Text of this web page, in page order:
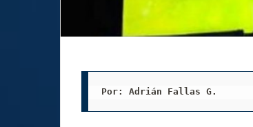
Por: Adrián Fallas G.